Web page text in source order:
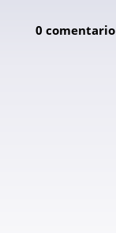
0 comentario